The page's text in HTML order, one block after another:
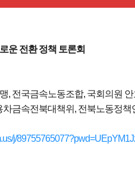
운 전환 정책 토론회
, 전국금속노동조합, 국회의원 안
금속전북대책위, 전북노동정책
j/